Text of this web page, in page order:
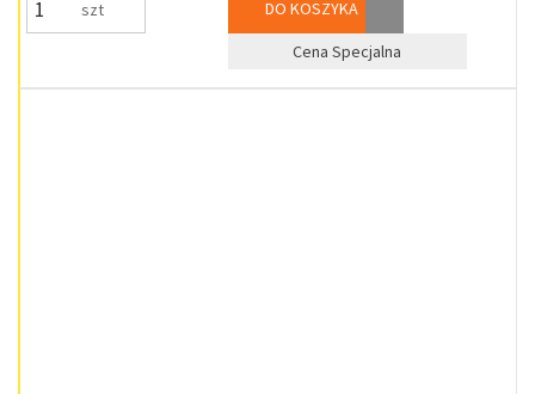
szt
DO KOSZYKA
Cena Specjalna